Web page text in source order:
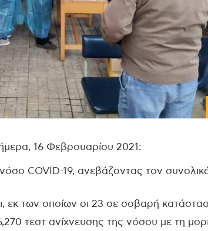
16 Φεβρουαρίου 2021:
COVID-19, ανεβάζοντας τον
εκ των οποίων οι 23 σε σοβαρή
τεστ ανίχνευσης της νόσου με τη